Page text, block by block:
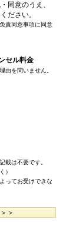
同意のうえ、
ださい。
責同意事項に同意
セル料金
由を問いません。
載は不要です。
）
ってお受けできな
＞